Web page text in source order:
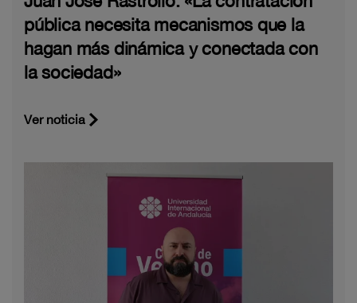
pública necesita mecanismos que la
hagan más dinámica y conectada con
la sociedad»
Ver noticia